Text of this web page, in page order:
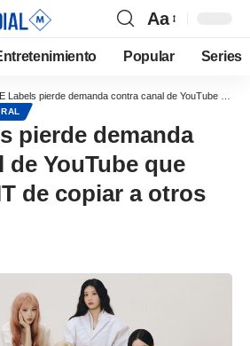
Aa
Popular Series
pierde demanda contra canal de YouTube que acusó a ILLIT de copiar a otros artistas
pierde demanda
de YouTube que
de copiar a otros